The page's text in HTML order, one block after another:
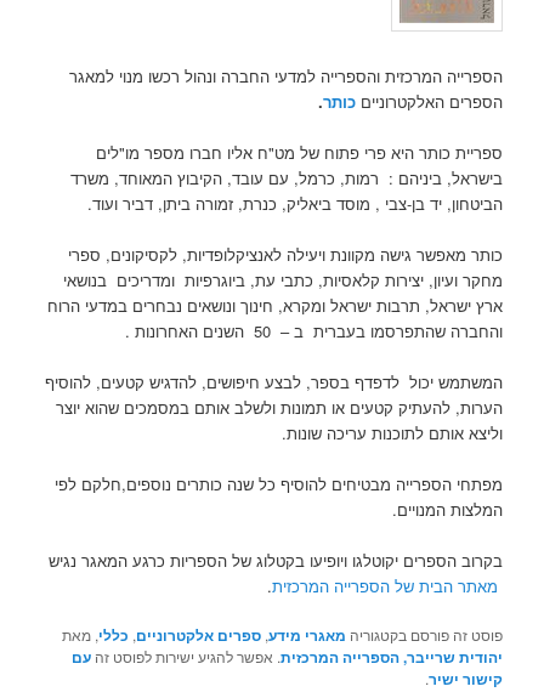
הספרייה המרכזית והספרייה למדעי החברה ונהול רכשו מנוי למאגר
הספרים האלקטרונייםכותר.
ספריית כותר היא פרי פתוח של מט"ח אליו חברו מספר מו"לים
בישראל, ביניהם : רמות, כרמל, עם עובד, הקיבוץ המאוחד, משרד
הביטחון, יד בן-צבי , מוסד ביאליק, כנרת, זמורה ביתן, דביר ועוד.
כותר מאפשר גישה מקוונת ויעילה לאנציקלופדיות, לקסיקונים, ספרי
מחקר ועיון, יצירות קלאסיות, כתבי עת, ביוגרפיות ומדריכים בנושאי
ארץ ישראל, תרבות ישראל ומקרא, חינוך ונושאים נבחרים במדעי הרוח
והחברה שהתפרסמו בעברית ב – 50 השנים האחרונות .
המשתמש יכול לדפדף בספר, לבצע חיפושים, להדגיש קטעים, להוסיף
הערות, להעתיק קטעים או תמונות ולשלב אותם במסמכים שהוא יוצר
וליצא אותם לתוכנות עריכה שונות.
מפתחי הספרייה מבטיחים להוסיף כל שנה כותרים נוספים,חלקם לפי
המלצות המנויים.
בקרוב הספרים יקוטלגו ויופיעו בקטלוג של הספריות כרגע המאגר נגיש
מאתר הבית של הספרייה המרכזית.
פוסט זה פורסם בקטגוריה מאגרי מידע,ספרים אלקטרוניים, כללי, מאת
יהודית שרייבר, הספרייה המרכזית. אפשר להגיע ישירות לפוסט זהעם
קישור ישיר.